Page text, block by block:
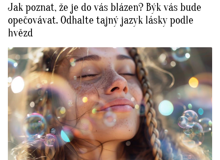
Jak poznat, že je do vás blázen? Býk vás bude
opečovávat. Odhalte tajný jazyk lásky podle
hvězd